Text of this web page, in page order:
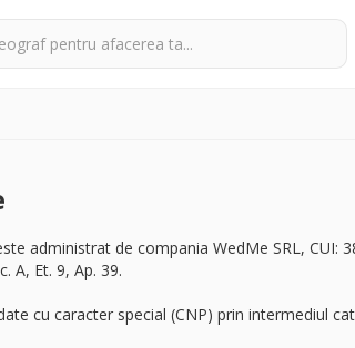
administrat de compania WedMe SRL, CUI:
A, Et. 9, Ap. 39.
cu caracter special (CNP) prin intermediul